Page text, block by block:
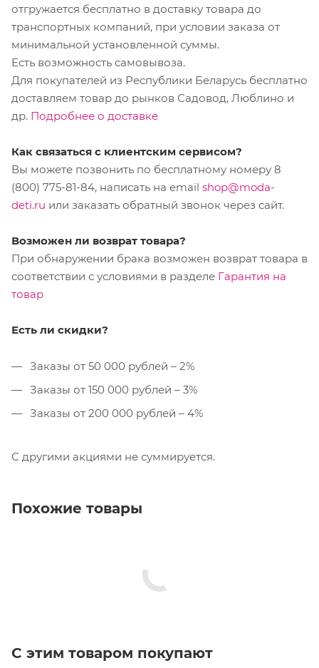
отгружается бесплатно в доставку товара до
транспортных компаний, при условии заказа от
минимальной установленной суммы.
Есть возможность самовывоза.
Для покупателей из Республики Беларусь бесплатно
доставляем товар до рынков Садовод, Люблино и
др. Подробнее о доставке
Как связаться с клиентским сервисом?
Вы можете позвонить по бесплатному номеру 8
(800) 775-81-84, написать на email shop@moda-
deti.ru или заказать обратный звонок через сайт.
Возможен ли возврат товара?
При обнаружении брака возможен возврат товара в
соответствии с условиями в разделе Гарантия на
товар
Есть ли скидки?
Заказы от 50 000 рублей – 2%
Заказы от 150 000 рублей – 3%
Заказы от 200 000 рублей – 4%
С другими акциями не суммируется.
Похожие товары
С этим товаром покупают